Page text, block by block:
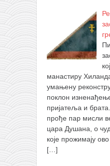
манастиру
умањену
поклон
пријатеља и
прође пар мисли
цара Душана, о
које прожимају
[…]